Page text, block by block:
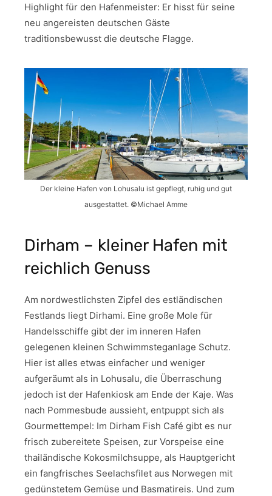
Highlight für den Hafenmeister: Er hisst für seine
neu angereisten deutschen Gäste
traditionsbewusst die deutsche Flagge.
Der kleine Hafen von Lohusalu ist gepflegt, ruhig und gut
ausgestattet. ©Michael Amme
Dirham – kleiner Hafen mit
reichlich Genuss
Am nordwestlichsten Zipfel des estländischen
Festlands liegt Dirhami. Eine große Mole für
Handelsschiffe gibt der im inneren Hafen
gelegenen kleinen Schwimmsteganlage Schutz.
Hier ist alles etwas einfacher und weniger
aufgeräumt als in Lohusalu, die Überraschung
jedoch ist der Hafenkiosk am Ende der Kaje. Was
nach Pommesbude aussieht, entpuppt sich als
Gourmettempel: Im Dirham Fish Café gibt es nur
frisch zubereitete Speisen, zur Vorspeise eine
thailändische Kokosmilchsuppe, als Hauptgericht
ein fangfrisches Seelachsfilet aus Norwegen mit
gedünstetem Gemüse und Basmatireis. Und zum